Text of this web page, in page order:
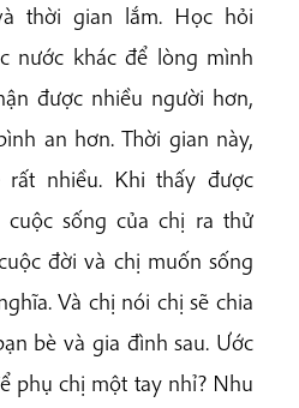
thời gian lắm. Học hỏi
nước khác để lòng mình
được nhiều người hơn,
an hơn. Thời gian này,
nhiều. Khi thấy được
sống của chị ra thử
đời và chị muốn sống
Và chị nói chị sẽ chia
bè và gia đình sau. Ước
phụ chị một tay nhỉ? Nhu